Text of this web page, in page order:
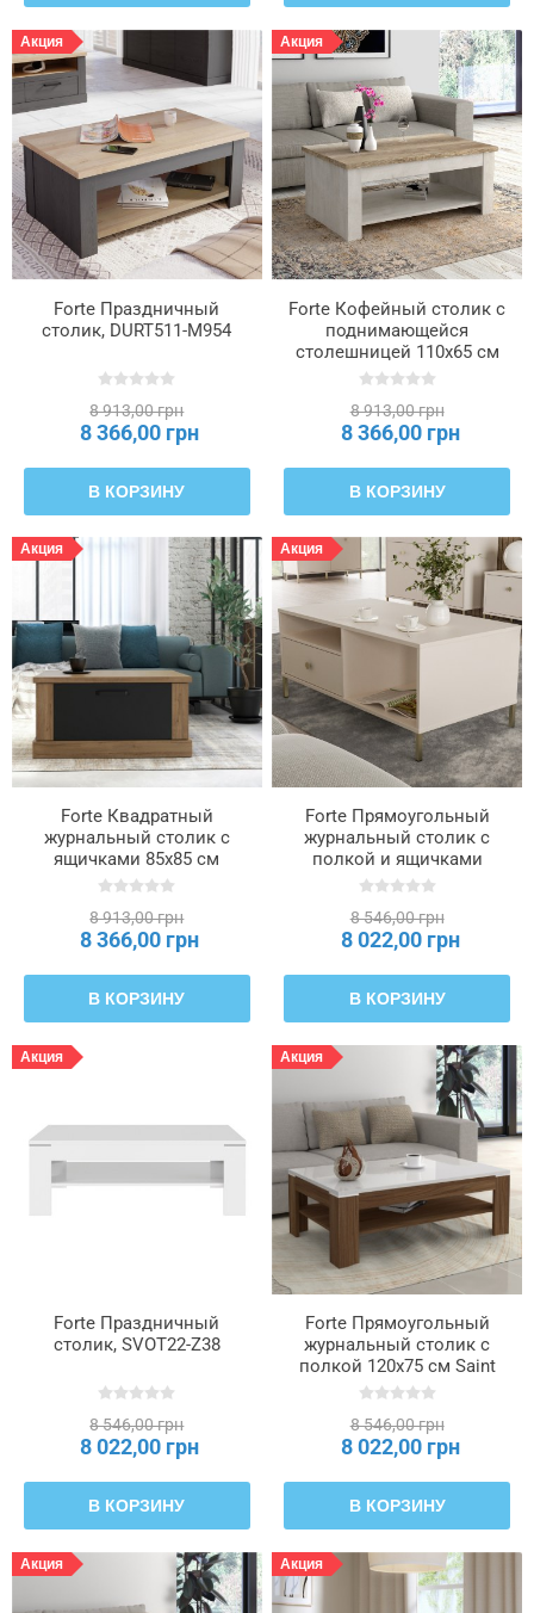
Акция
Forte Праздничный
столик, DURT511-M954
8 913,00 грн
8 366,00 грн
В КОРЗИНУ
Акция
Forte Кофейный столик с
поднимающейся
столешницей 110x65 см
Duro, белая сосна/
T75
8 913,00 грн
8 366,00 грн
В КОРЗИНУ
Акция
Forte Квадратный
журнальный столик с
ящичками 85x85 см
Kaszimiro, дуб Waterford/
8 913,00 грн
8 366,00 грн
В КОРЗИНУ
Акция
Forte Прямоугольный
журнальный столик с
полкой и ящичками
110x60 см Salvatrice,
8 546,00 грн
8 022,00 грн
В КОРЗИНУ
Акция
Forte Праздничный
столик, SVOT22-Z38
8 546,00 грн
8 022,00 грн
В КОРЗИНУ
Акция
Forte Прямоугольный
журнальный столик с
полкой 120x75 см Saint
Tropez, дуб Сангалло/
8 546,00 грн
8 022,00 грн
В КОРЗИНУ
Акция Акция